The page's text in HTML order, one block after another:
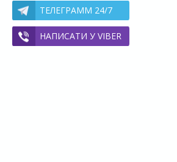
ТЕЛЕГРАММ 24/7
НАПИСАТИ У VIBER